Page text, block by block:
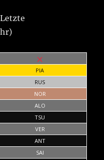
PIA
RUS
NOR
ALO
TSU
VER
ANT
SAI